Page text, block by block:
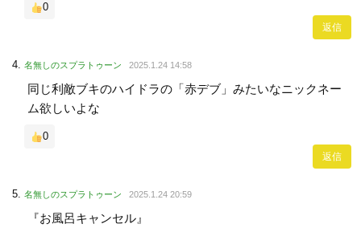
0
返信
名無しのスプラトゥーン 2025.1.24 14:58
同じ利敵ブキのハイドラの「赤デブ」みたいなニックネー
ム欲しいよな
0
返信
名無しのスプラトゥーン 2025.1.24 20:59
『お風呂キャンセル』